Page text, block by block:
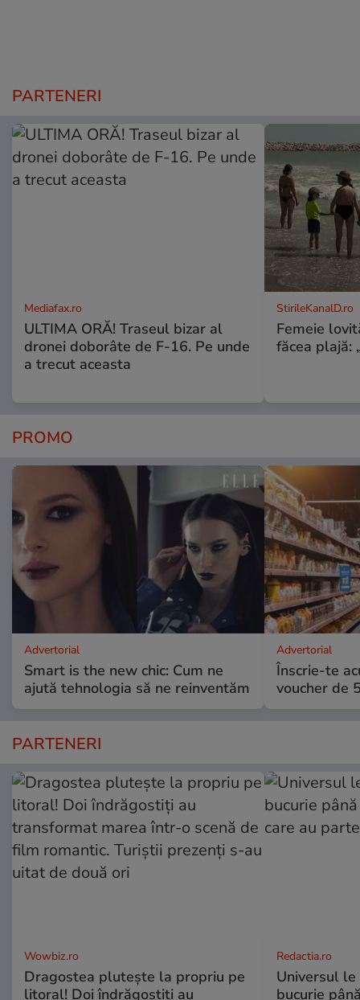
PARTENERI
Mediafax.ro
ULTIMA ORĂ! Traseul bizar al
dronei doborâte de F-16. Pe unde
a trecut aceasta
StirileKanalD.ro
Femeie
făcea plajă:
PROMO
Advertorial
Smart is the new chic: Cum ne
ajută tehnologia să ne reinventăm
Advertorial
Înscrie-te
voucher de
PARTENERI
Wowbiz.ro
Dragostea plutește la propriu pe
litoral! Doi îndrăgostiți au
Redactia.ro
Universul
bucurie